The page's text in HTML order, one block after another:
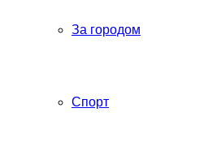
За городом
Спорт